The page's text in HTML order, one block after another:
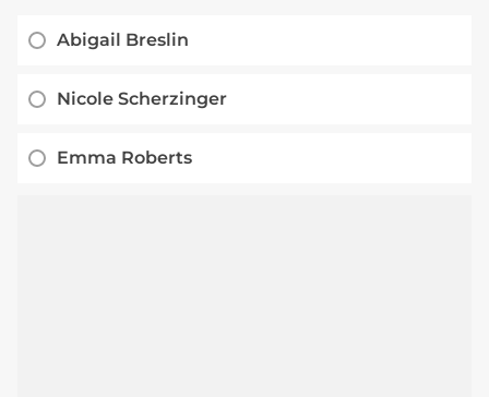
Abigail Breslin
Nicole Scherzinger
Emma Roberts